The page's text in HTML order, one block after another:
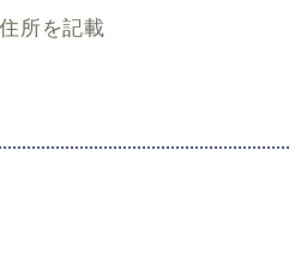
所を記載